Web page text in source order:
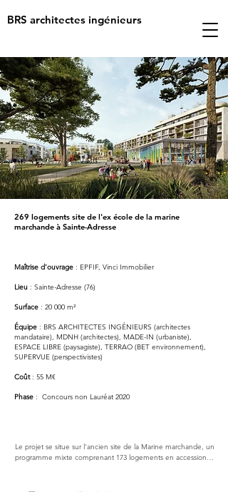
BRS architectes ingénieurs
269 logements site de l'ex école de la marine
marchande à Sainte-Adresse
Maîtrise d’ouvrage : EPFIF, Vinci Immobilier
Lieu : Sainte-Adresse (76)
Surface : 20 000 m²
Équipe : BRS ARCHITECTES INGÉNIEURS (architectes
mandataire), MDNH (architectes), MADE-IN (urbaniste),
ESPACE LIBRE (paysagiste), TERRAO (BET environnement),
SUPERVUE (perspectivistes)
Coût: 55 M€
Phase : Concours non Lauréat 2020
Le projet se situe sur l'ancien site de la Marine marchande, un
programme mixte comprenant 173 logements en accession,
des immeubles de l’ancienne école de Marine marchande,